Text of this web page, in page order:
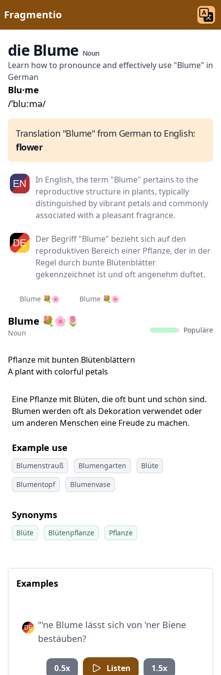
Fragmentio
die Blume Noun
Learn how to pronounce and effectively use "Blume" in
German
Blu·me
/ˈbluːmə/
Translation "Blume" from German to English:
flower
In English, the term "Blume" pertains to the
reproductive structure in plants, typically
distinguished by vibrant petals and commonly
associated with a pleasant fragrance.
Der Begriff "Blume" bezieht sich auf den
reproduktiven Bereich einer Pflanze, der in der
Regel durch bunte Blütenblätter
gekennzeichnet ist und oft angenehm duftet.
Blume 💐🌸 Blume 💐🌸
Blume 💐🌸🌷
Noun Populäre
Pflanze mit bunten Blütenblättern
A plant with colorful petals
Eine Pflanze mit Blüten, die oft bunt und schön sind.
Blumen werden oft als Dekoration verwendet oder
um anderen Menschen eine Freude zu machen.
Example use
Blumenstrauß Blumengarten
Blüte
Blumentopf
Blumenvase
Synonyms
Blüte Blütenpflanze Pflanze
Examples
"'ne Blume lässt sich von 'ner Biene
bestäuben?
0.5x Listen 1.5x